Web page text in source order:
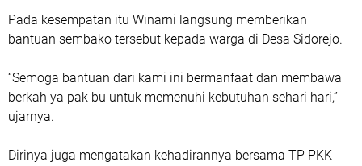
Pada kesempatan itu Winarni langsung memberikan
bantuan sembako tersebut kepada warga di Desa Sidorejo.
“Semoga bantuan dari kami ini bermanfaat dan membawa
berkah ya pak bu untuk memenuhi kebutuhan sehari hari,”
ujarnya.
Dirinya juga mengatakan kehadirannya bersama TP PKK